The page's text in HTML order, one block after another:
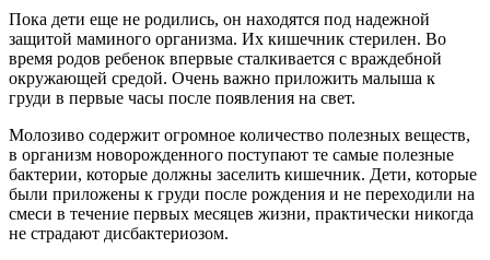
Пока дети еще не родились, он находятся под надежной
защитой маминого организма. Их кишечник стерилен. Во
время родов ребенок впервые сталкивается с враждебной
окружающей средой. Очень важно приложить малыша к
груди в первые часы после появления на свет.
Молозиво содержит огромное количество полезных веществ,
в организм новорожденного поступают те самые полезные
бактерии, которые должны заселить кишечник. Дети, которые
были приложены к груди после рождения и не переходили на
смеси в течение первых месяцев жизни, практически никогда
не страдают дисбактериозом.